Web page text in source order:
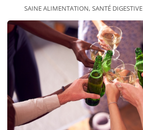
SAINE ALIMENTATION SANTÉ DIGESTIVE